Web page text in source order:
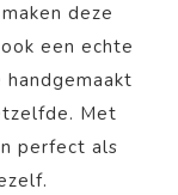
deze
een echte
Met
perfect als